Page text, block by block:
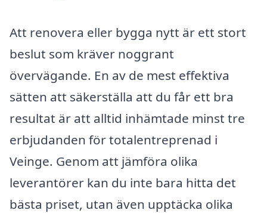
Att renovera eller bygga nytt är ett stort
beslut som kräver noggrant
övervägande. En av de mest effektiva
sätten att säkerställa att du får ett bra
resultat är att alltid inhämtade minst tre
erbjudanden för totalentreprenad i
Veinge. Genom att jämföra olika
leverantörer kan du inte bara hitta det
bästa priset, utan även upptäcka olika